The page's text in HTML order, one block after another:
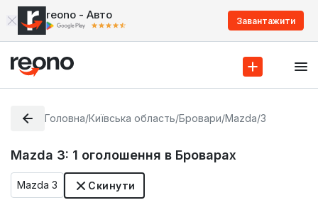
reono - Авто Завантажити
Головна/Київська область/Бровари/Mazda/3
Mazda 3: 1 оголошення в Броварах
Mazda 3 Скинути